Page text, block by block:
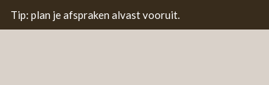
Tip: plan je afspraken alvast vooruit.